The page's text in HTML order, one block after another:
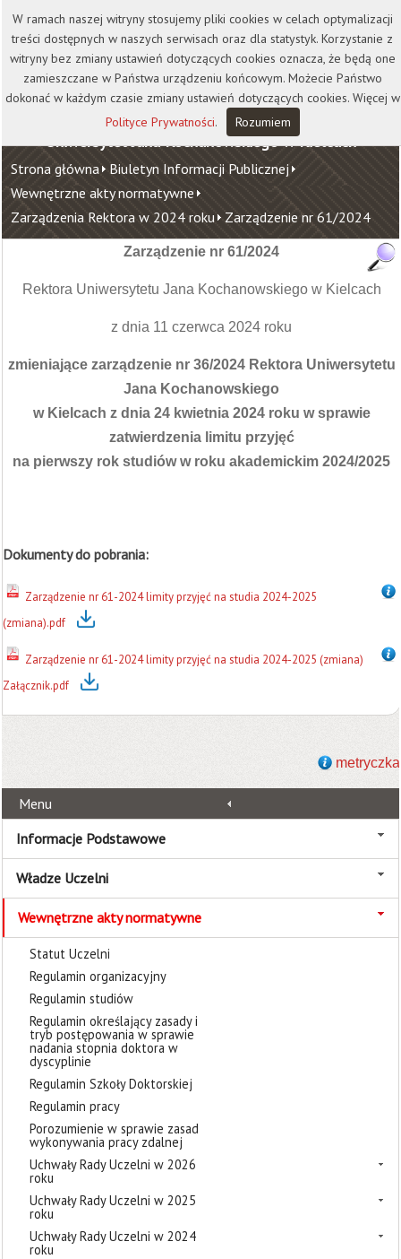
Kontakt Biblioteka
Wydawnictwo
Wirtualna Uczelnia
Uniwersytet Jana Kochanowskiego w Kielcach
Strona główna Biuletyn Informacji Publicznej
Wewnętrzne akty normatywne
Zarządzenia Rektora w 2024 roku Zarządzenie nr 61/2024
Zarządzenie nr 61/2024
Rektora Uniwersytetu Jana Kochanowskiego w Kielcach
z dnia 11 czerwca 2024 roku
zmieniające zarządzenie nr 36/2024 Rektora Uniwersytetu
Jana Kochanowskiego
w Kielcach z dnia 24 kwietnia 2024 roku w sprawie
zatwierdzenia limitu przyjęć
na pierwszy rok studiów w roku akademickim 2024/2025
Dokumenty do pobrania:
Zarządzenie nr 61-2024 limity przyjęć na studia 2024-2025
(zmiana).pdf
Zarządzenie nr 61-2024 limity przyjęć na studia 2024-2025 (zmiana)
Załącznik.pdf
metryczka
Menu
Informacje Podstawowe
Władze Uczelni
Wewnętrzne akty normatywne
Statut Uczelni
Regulamin organizacyjny
Regulamin studiów
Regulamin określający zasady i
tryb postępowania w sprawie
nadania stopnia doktora w
dyscyplinie
Regulamin Szkoły Doktorskiej
Regulamin pracy
Porozumienie w sprawie zasad
wykonywania pracy zdalnej
Uchwały Rady Uczelni w 2026
roku
Uchwały Rady Uczelni w 2025
roku
Uchwały Rady Uczelni w 2024
roku
W ramach naszej witryny stosujemy pliki cookies w celach optymalizacji
treści dostępnych w naszych serwisach oraz dla statystyk. Korzystanie z
witryny bez zmiany ustawień dotyczących cookies oznacza, że będą one
zamieszczane w Państwa urządzeniu końcowym. Możecie Państwo
dokonać w każdym czasie zmiany ustawień dotyczących cookies. Więcej w
Polityce Prywatności. Rozumiem